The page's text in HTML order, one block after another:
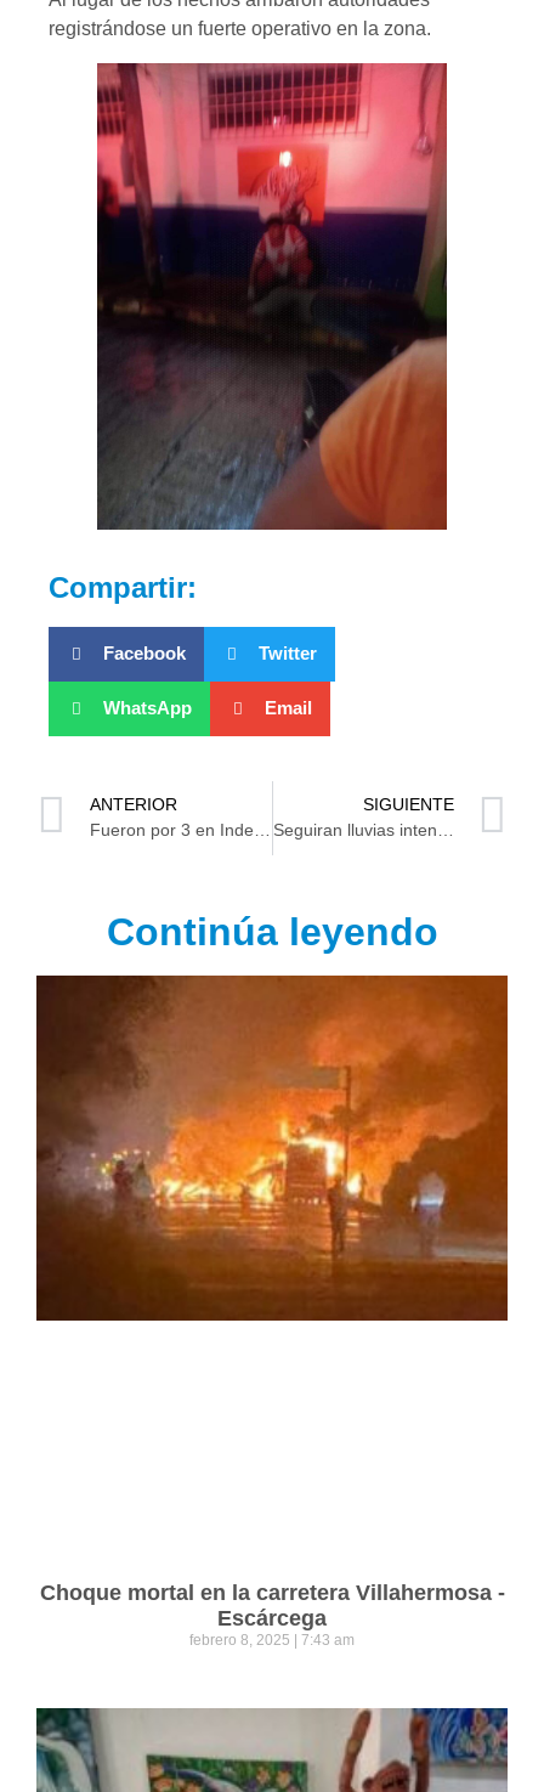
registrándose un fuerte operativo en la zona.
Compartir:
Facebook Twitter
WhatsApp Email
ANTERIOR
Fueron por 3 en Indeco, les dieron pa’ bajo
SIGUIENTE
Seguiran lluvias intensas en Tabasco
Continúa leyendo
Choque mortal en la carretera Villahermosa -
Escárcega
febrero 8, 2025 7:43 am